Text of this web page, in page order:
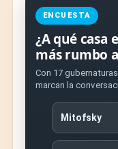
ENCUESTA
¿A qué casa
más rumbo
Con 17
marcan la
Mitofsky